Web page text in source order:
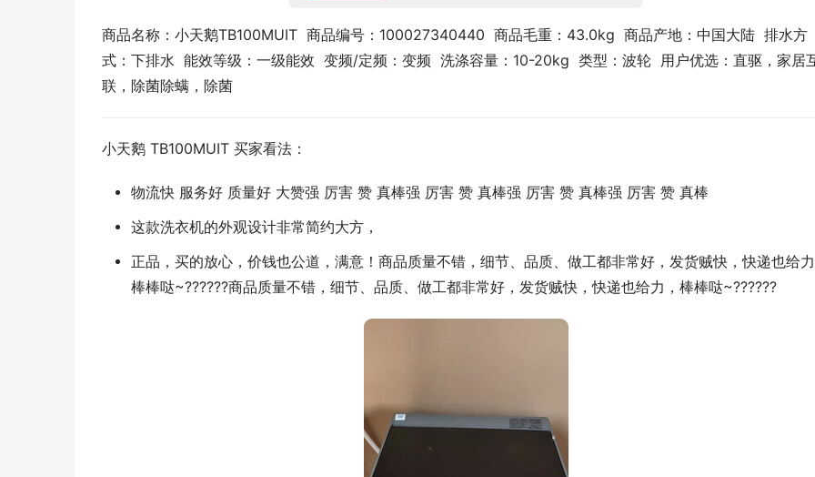
商品名称：小天鹅TB100MUIT  商品编号：100027340440  商品毛重：43.0kg  商品产地：中国大陆  排水方
式：下排水  能效等级：一级能效  变频/定频：变频  洗涤容量：10-20kg  类型：波轮  用户优选：直驱，家居
联，除菌除螨，除菌
小天鹅 TB100MUIT 买家看法：
物流快 服务好 质量好 大赞强 厉害 赞 真棒强 厉害 赞 真棒强 厉害 赞 真棒强 厉害 赞 真棒
这款洗衣机的外观设计非常简约大方，
正品，买的放心，价钱也公道，满意！商品质量不错，细节、品质、做工都非常好，发货贼快，快递也给
棒棒哒~??????商品质量不错，细节、品质、做工都非常好，发货贼快，快递也给力，棒棒哒~??????